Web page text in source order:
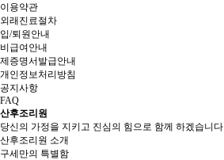
이용약관
외래진료절차
입/퇴원안내
비급여안내
제증명서발급안내
개인정보처리방침
공지사항
FAQ
산후조리원
당신의 가정을 지키고 진심의 힘으로 함께 하겠습니다
산후조리원 소개
구세만의 특별함